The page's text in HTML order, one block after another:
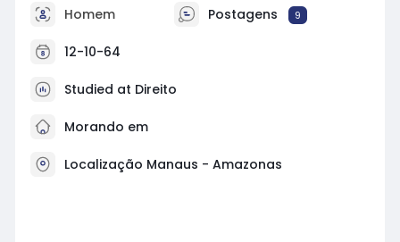
Homem Postagens 9
12-10-64
Studied at Direito
Morando em
Localização Manaus - Amazonas